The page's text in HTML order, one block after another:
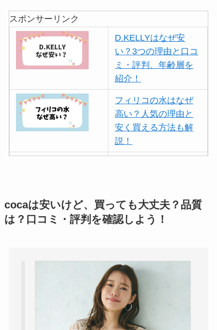
スポンサーリンク
D.KELLYはなぜ安
い？3つの理由と口コ
ミ・評判、年齢層を
紹介！
フィリコの水はなぜ
高い？人気の理由と
安く買える方法も解
説！
を紹介！
パリミキの値段が高
解説！
THE STEM CELL フ
ェイスマスクが安い
理由は？3つの理由と
cocaは安いけど、買っても大丈夫？品質
は？口コミ・評判を確認しよう！